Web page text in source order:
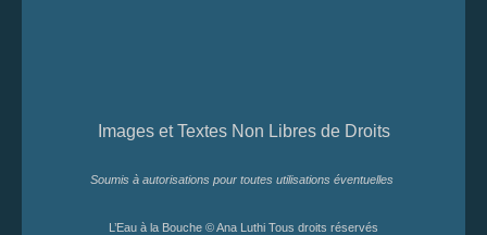
Images et Textes Non Libres de Droits
Soumis à autorisations pour toutes utilisations éventuelles
L’Eau à la Bouche © Ana Luthi Tous droits réservés